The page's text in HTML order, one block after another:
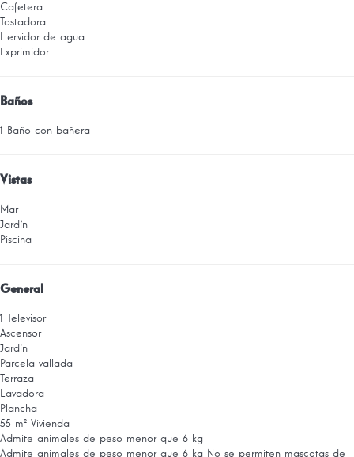
Cafetera
Tostadora
Hervidor de agua
Exprimidor
Baños
1 Baño con bañera
Vistas
Mar
Jardín
Piscina
General
1 Televisor
Ascensor
Jardín
Parcela vallada
Terraza
Lavadora
Plancha
55 m² Vivienda
Admite animales de peso menor que 6 kg
Admite animales de peso menor que 6 kg No se permiten mascotas de